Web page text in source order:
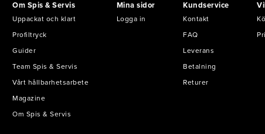
Om Spis & Servis
Uppackat och klart
Profiltryck
Guider
Team Spis & Servis
Vårt hållbarhetsarbete
Magazine
Om Spis & Servis
Mina sidor
Logga in
Kundservice
Kontakt
FAQ
Leverans
Betalning
Returer